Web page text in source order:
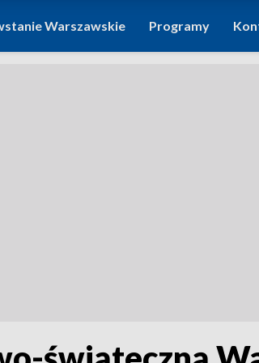
Warszawskie Programy